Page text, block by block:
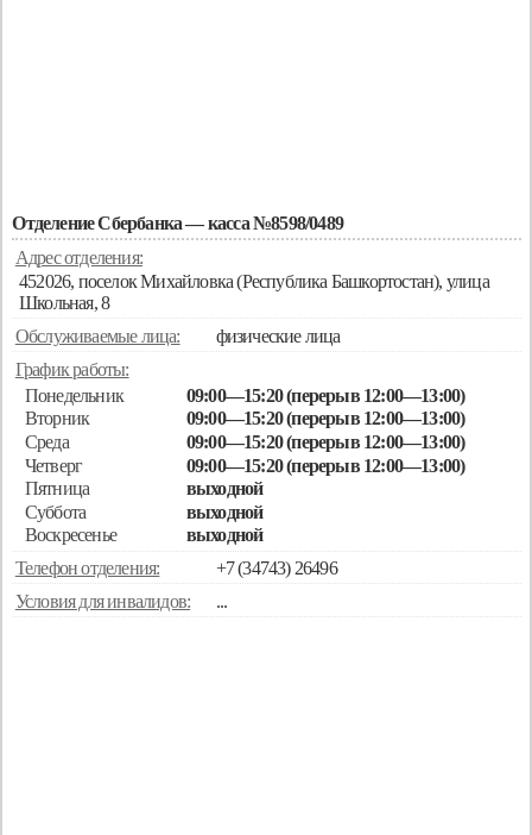
Отделение Сбербанка — касса №8598/0489
Адрес отделения:
452026, поселок Михайловка (Республика Башкортостан), улица
Школьная, 8
Обслуживаемые лица:
физические лица
График работы:
Понедельник
09:00—15:20 (перерыв 12:00—13:00)
Вторник
09:00—15:20 (перерыв 12:00—13:00)
Среда
09:00—15:20 (перерыв 12:00—13:00)
Четверг
09:00—15:20 (перерыв 12:00—13:00)
Пятница
выходной
Суббота
выходной
Воскресенье
выходной
Телефон отделения:
+7 (34743) 26496
Условия для инвалидов:
...